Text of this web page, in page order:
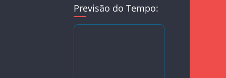
Previsão do Tempo: